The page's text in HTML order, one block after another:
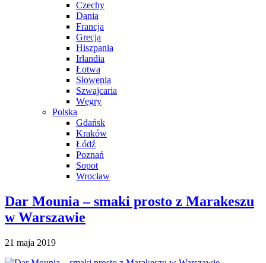
Czechy
Dania
Francja
Grecja
Hiszpania
Irlandia
Łotwa
Słowenia
Szwajcaria
Węgry
Polska
Gdańsk
Kraków
Łódź
Poznań
Sopot
Wrocław
Dar Mounia – smaki prosto z Marakeszu
w Warszawie
21 maja 2019